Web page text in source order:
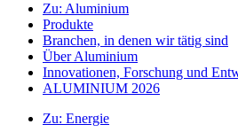
Zu: Aluminium
Produkte
Branchen, in denen wir tätig sind
Über Aluminium
Innovationen, Forschung und
ALUMINIUM 2026
Zu: Energie